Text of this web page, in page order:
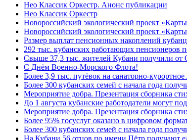
Нео Классик Оркестр. Анонс публикации
Нео Классик Оркестр
Новороссийский экологический проект
Новороссийский экологический проект
Размер выплат пенсионных накоплений
292 тыс. кубанских работающих пенсионеров
Свыше 37,3 тыс. жителей Кубани получили от
C Днём Военно-Морского Флота!
Более 3,9 тыс. путёвок на санаторно-
Более 300 кубанских семей с начала года
Мероприятие добра. Презентация сборника
До 1 августа кубанские работодатели могут
Мероприятие добра. Презентация сборника
Более 95% госуслуг оказано в цифровом
Более 300 кубанских семей с начала года